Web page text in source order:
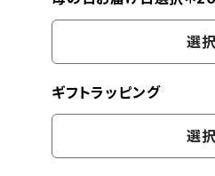
選
ギフトラッピング
選